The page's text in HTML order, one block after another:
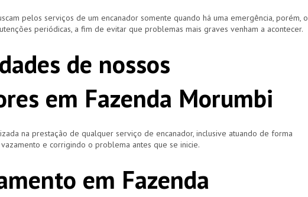
pelos serviços de um encanador somente quando há uma emergência, porém, o
periódicas, a fim de evitar que problemas mais graves venham a acontecer.
de nossos
em Fazenda Morumbi
na prestação de qualquer serviço de encanador, inclusive atuando de forma
e corrigindo o problema antes que se inicie.
em Fazenda